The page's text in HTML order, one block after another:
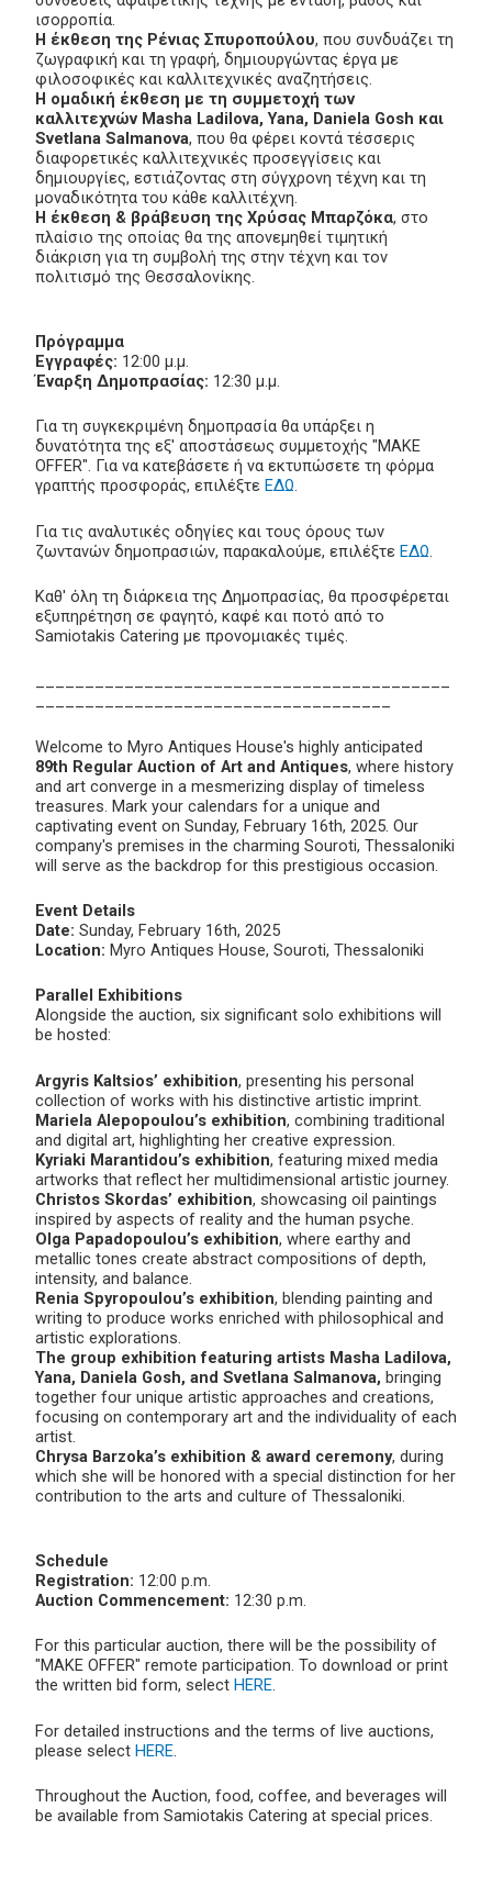
ισορροπία.
Η έκθεση της Ρένιας Σπυροπούλου, που συνδυάζει τη
ζωγραφική και τη γραφή, δημιουργώντας έργα με
φιλοσοφικές και καλλιτεχνικές αναζητήσεις.
Η ομαδική έκθεση με τη συμμετοχή των
καλλιτεχνών Masha Ladilova, Yana, Daniela Gosh και
Svetlana Salmanova, που θα φέρει κοντά τέσσερις
διαφορετικές καλλιτεχνικές προσεγγίσεις και
δημιουργίες, εστιάζοντας στη σύγχρονη τέχνη και τη
μοναδικότητα του κάθε καλλιτέχνη.
Η έκθεση & βράβευση της Χρύσας Μπαρζόκα, στο
πλαίσιο της οποίας θα της απονεμηθεί τιμητική
διάκριση για τη συμβολή της στην τέχνη και τον
πολιτισμό της Θεσσαλονίκης.
Πρόγραμμα
Εγγραφές: 12:00 μ.μ.
Έναρξη Δημοπρασίας: 12:30 μ.μ.
Για τη συγκεκριμένη δημοπρασία θα υπάρξει η
δυνατότητα της εξ' αποστάσεως συμμετοχής "MAKE
OFFER". Για να κατεβάσετε ή να εκτυπώσετε τη φόρμα
γραπτής προσφοράς, επιλέξτε ΕΔΩ.
Για τις αναλυτικές οδηγίες και τους όρους των
ζωντανών δημοπρασιών, παρακαλούμε, επιλέξτε ΕΔΩ.
Καθ' όλη τη διάρκεια της Δημοπρασίας, θα προσφέρεται
εξυπηρέτηση σε φαγητό, καφέ και ποτό από το
Samiotakis Catering με προνομιακές τιμές.
Welcome to Myro Antiques House's highly anticipated
89th Regular Auction of Art and Antiques, where history
and art converge in a mesmerizing display of timeless
treasures. Mark your calendars for a unique and
captivating event on Sunday, February 16th, 2025. Our
company's premises in the charming Souroti, Thessaloniki
will serve as the backdrop for this prestigious occasion.
Event Details
Date: Sunday, February 16th, 2025
Location: Myro Antiques House, Souroti, Thessaloniki
Parallel Exhibitions
Alongside the auction, six significant solo exhibitions will
be hosted:
Argyris Kaltsios’ exhibition, presenting his personal
collection of works with his distinctive artistic imprint.
Mariela Alepopoulou’s exhibition, combining traditional
and digital art, highlighting her creative expression.
Kyriaki Marantidou’s exhibition, featuring mixed media
artworks that reflect her multidimensional artistic journey.
Christos Skordas’ exhibition, showcasing oil paintings
inspired by aspects of reality and the human psyche.
Olga Papadopoulou’s exhibition, where earthy and
metallic tones create abstract compositions of depth,
intensity, and balance.
Renia Spyropoulou’s exhibition, blending painting and
writing to produce works enriched with philosophical and
artistic explorations.
The group exhibition featuring artists Masha Ladilova,
Yana, Daniela Gosh, and Svetlana Salmanova, bringing
together four unique artistic approaches and creations,
focusing on contemporary art and the individuality of each
artist.
Chrysa Barzoka’s exhibition & award ceremony, during
which she will be honored with a special distinction for her
contribution to the arts and culture of Thessaloniki.
Schedule
Registration: 12:00 p.m.
Auction Commencement: 12:30 p.m.
For this particular auction, there will be the possibility of
"MAKE OFFER" remote participation. To download or print
the written bid form, select HERE.
For detailed instructions and the terms of live auctions,
please select HERE.
Throughout the Auction, food, coffee, and beverages will
be available from Samiotakis Catering at special prices.